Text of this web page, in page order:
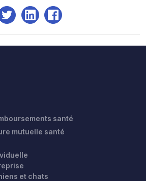
santé
mutuelle santé
et chats